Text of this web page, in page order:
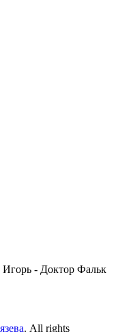
- Доктор Фальк
. All rights